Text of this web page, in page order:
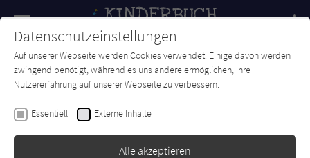
SUCHE Forum Charts Newsletter
Christoph Drösser
Datenschutzeinstellungen
Auf unserer Webseite werden Cookies verwendet. Einige davon werden
zwingend benötigt, während es uns andere ermöglichen, Ihre
Nutzererfahrung auf unserer Webseite zu verbessern.
Essentiell Externe Inhalte
Alle akzeptieren